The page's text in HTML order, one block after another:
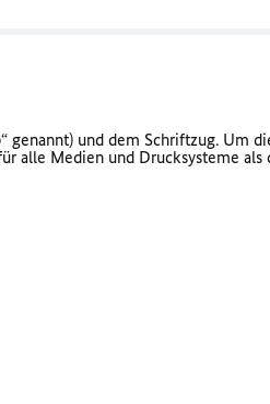
genannt) und dem Schriftzug.
alle Medien und Drucksysteme als